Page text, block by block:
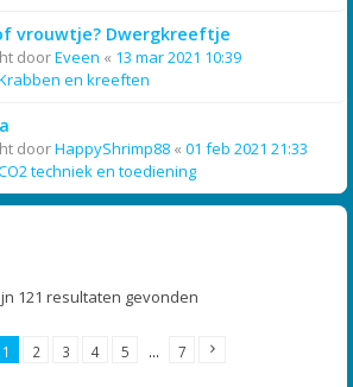
vrouwtje? Dwergkreeftje
doorEveen « 13 mar 2021 10:39
en kreeften
doorHappyShrimp88 « 01 feb 2021 21:33
techniek en toediening
121 resultaten gevonden
1 2 3 4 5 … 7